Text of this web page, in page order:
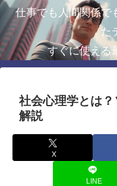
仕事でも人間関係で
た
すぐに使える
社会心理学とは
解説
X
LINE